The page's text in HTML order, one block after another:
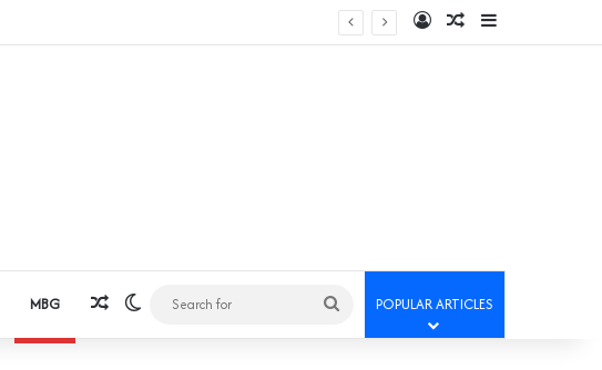
Log InRandom Article
Sidebar
MBG Random Article
Switch skin
Search
for
POPULAR ARTICLES